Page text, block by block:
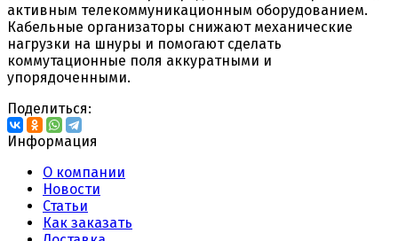
активным телекоммуникационным оборудованием.
Кабельные организаторы снижают механические
нагрузки на шнуры и помогают сделать
коммутационные поля аккуратными и
упорядоченными.
Поделиться:
Информация
О компании
Новости
Статьи
Как заказать